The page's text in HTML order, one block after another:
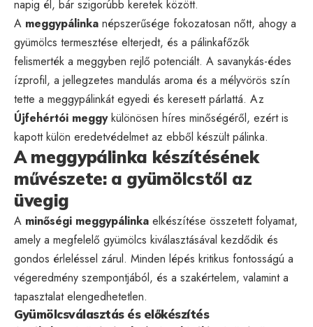
napig él, bár szigorúbb keretek között.
A meggypálinka népszerűsége fokozatosan nőtt, ahogy a
gyümölcs termesztése elterjedt, és a pálinkafőzők
felismerték a meggyben rejlő potenciált. A savanykás-édes
ízprofil, a jellegzetes mandulás aroma és a mélyvörös szín
tette a meggypálinkát egyedi és keresett párlattá. Az
Újfehértói meggykülönösen híres minőségéről, ezért is
kapott külön eredetvédelmet az ebből készült pálinka.
A meggypálinka készítésének
művészete: a gyümölcstől az
üvegig
A minőségi meggypálinka elkészítése összetett folyamat,
amely a megfelelő gyümölcs kiválasztásával kezdődik és
gondos érleléssel zárul. Minden lépés kritikus fontosságú a
végeredmény szempontjából, és a szakértelem, valamint a
tapasztalat elengedhetetlen.
Gyümölcsválasztás és előkészítés